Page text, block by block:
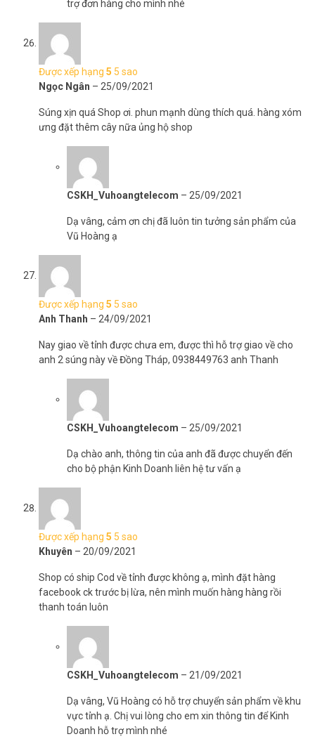
trợ đơn hàng cho mình nhé
Được xếp hạng 5 5 sao
Ngọc Ngân – 25/09/2021
Súng xịn quá Shop ơi. phun mạnh dùng thích quá. hàng xóm
ưng đặt thêm cây nữa ủng hộ shop
CSKH_Vuhoangtelecom – 25/09/2021
Dạ vâng, cảm ơn chị đã luôn tin tưởng sản phẩm của
Vũ Hoàng ạ
Được xếp hạng 5 5 sao
Anh Thanh – 24/09/2021
Nay giao về tỉnh được chưa em, được thì hỗ trợ giao về cho
anh 2 súng này về Đồng Tháp, 0938449763 anh Thanh
CSKH_Vuhoangtelecom – 25/09/2021
Dạ chào anh, thông tin của anh đã được chuyển đến
cho bộ phận Kinh Doanh liên hệ tư vấn ạ
Được xếp hạng 5 5 sao
Khuyên – 20/09/2021
Shop có ship Cod về tỉnh được không ạ, mình đặt hàng
facebook ck trước bị lừa, nên mình muốn hàng hàng rồi
thanh toán luôn
CSKH_Vuhoangtelecom – 21/09/2021
Dạ vâng, Vũ Hoàng có hỗ trợ chuyển sản phẩm về khu
vực tỉnh ạ. Chị vui lòng cho em xin thông tin để Kinh
Doanh hỗ trợ mình nhé